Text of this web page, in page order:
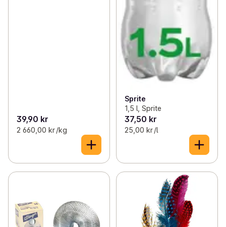
39,90 kr
2 660,00 kr /kg
Sprite
1,5 l, Sprite
37,50 kr
25,00 kr /l